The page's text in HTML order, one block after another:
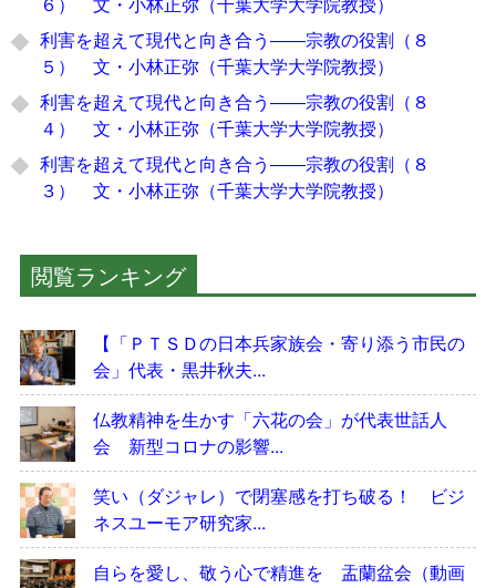
利害を超えて現代と向き合う――宗教の役割（８
５） 文・小林正弥（千葉大学大学院教授）
利害を超えて現代と向き合う――宗教の役割（８
４） 文・小林正弥（千葉大学大学院教授）
利害を超えて現代と向き合う――宗教の役割（８
３） 文・小林正弥（千葉大学大学院教授）
閲覧ランキング
【「ＰＴＳＤの日本兵家族会・寄り添う市民の
会」代表・黒井秋夫...
仏教精神を生かす「六花の会」が代表世話人
会 新型コロナの影響...
笑い（ダジャレ）で閉塞感を打ち破る！ ビジ
ネスユーモア研究家...
自らを愛し、敬う心で精進を 盂蘭盆会（動画